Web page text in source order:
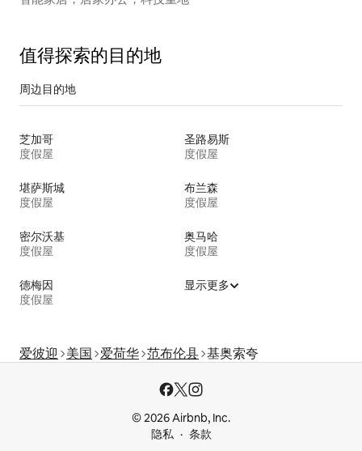
值得探索的目的地
周边目的地
芝加哥
度假屋
圣路易斯
度假屋
堪萨斯城
度假屋
布兰森
度假屋
密尔沃基
度假屋
奥马哈
度假屋
德梅因
度假屋
显示更多
爱彼迎 美国 爱荷华 范布伦县 基奥索夸
© 2026 Airbnb, Inc.
隐私
条款